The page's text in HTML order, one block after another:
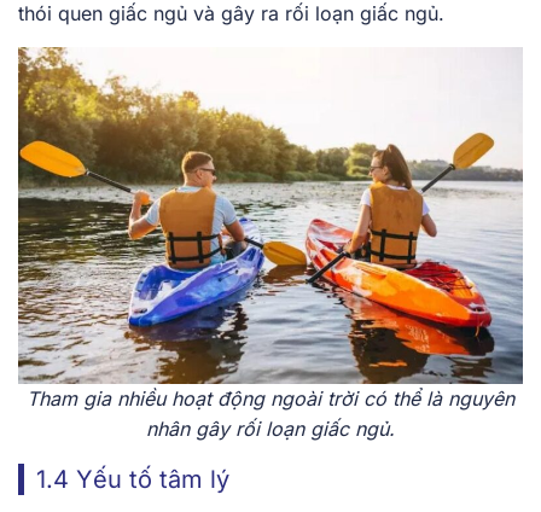
thói quen giấc ngủ và gây ra rối loạn giấc ngủ.
Tham gia nhiều hoạt động ngoài trời có thể là nguyên
nhân gây rối loạn giấc ngủ.
1.4 Yếu tố tâm lý